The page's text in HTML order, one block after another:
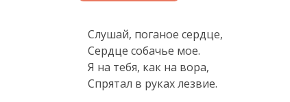
Текст произведения
Слушай, поганое сердце,
Сердце собачье мое.
Я на тебя, как на вора,
Спрятал в руках лезвие.